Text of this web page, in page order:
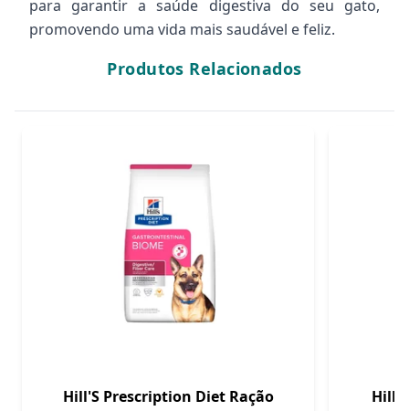
para garantir a saúde digestiva do seu gato,
promovendo uma vida mais saudável e feliz.
Produtos Relacionados
Hill'S Prescription Diet Ração
Hills